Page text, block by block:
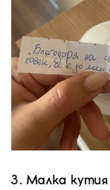
3. Малка